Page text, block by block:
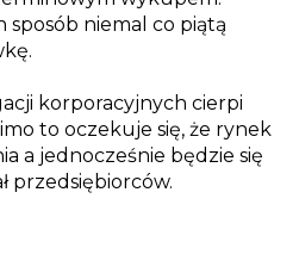
niemal co piątą
korporacyjnych cierpi
to oczekuje się, że rynek
a jednocześnie będzie się
przedsiębiorców.